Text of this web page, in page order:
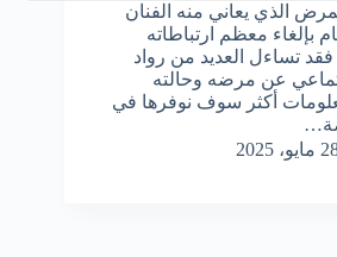
الذي يعاني منه الفنان
بإلغاء معظم ارتباطاته
فقد تساءل العديد من رواد
عن مرضه وحالته
أكثر سوف نوفرها في
2025